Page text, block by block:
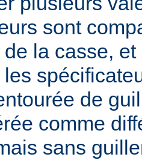
sont
la casse,
de
comme
sans